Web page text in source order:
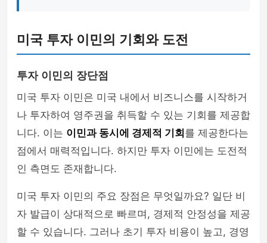
미국 투자 이민의 기회와 도전
투자 이민의 장단점
미국 투자 이민은 미국 내에서 비즈니스를 시작하거
나 투자하여 영주권을 취득할 수 있는 기회를 제공합
니다. 이는 이민과 동시에 경제적 기회 를 제공한다는
점에서 매력적입니다. 하지만 투자 이민에는 도전적
인 측면도 존재합니다.
미국 투자 이민의 주요 장점은 무엇일까요? 일단 비
자 발급이 상대적으로 빠르며, 경제적 안정성을 제공
할 수 있습니다. 그러나 초기 투자 비용이 높고, 경영